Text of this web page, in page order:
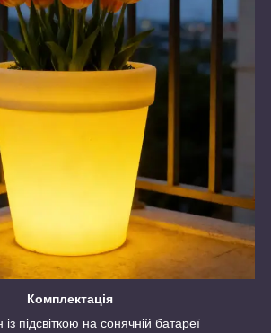
Комплектація
підсвіткою на сонячній батареї